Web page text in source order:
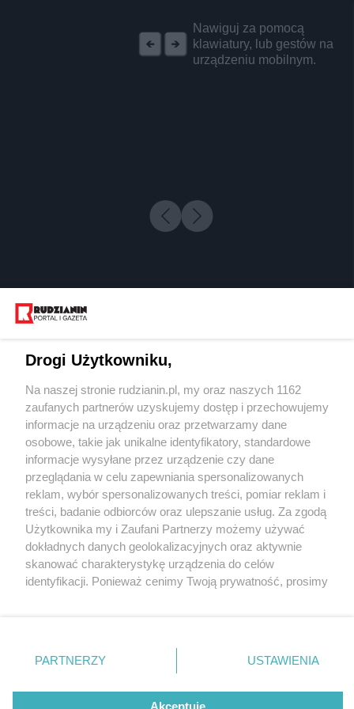
Nawiguj za pomocą
klawiatury, lub gestów na
urządzeniu mobilnym.
4 / 0
Wydawca mediów
Nie zapomnij
zapoznać się z:
polityką prywatności regulamin korzystania z portali
Twojemiasto
Piekary Śląskie
Chorzów
Tarnowskie Góry
Gliwice
Skontakuj sięz nami
Kontakt
Wydawca
Redakcja
Drogi Użytkowniku,
Na naszej stronie rudzianin.pl, my oraz naszych 1162
zaufanych partnerów uzyskujemy dostęp i przechowujemy
informacje na urządzeniu oraz przetwarzamy dane
osobowe, takie jak unikalne identyfikatory, standardowe
informacje wysyłane przez urządzenie czy dane
przeglądania w celu zapewniania spersonalizowanych
reklam, wybór spersonalizowanych treści, pomiar reklam i
treści, badanie odbiorców oraz ulepszanie usług. Za zgodą
Użytkownika my i Zaufani Partnerzy możemy używać
dokładnych danych geolokalizacyjnych oraz aktywnie
skanować charakterystykę urządzenia do celów
identyfikacji. Ponieważ cenimy Twoją prywatność, prosimy
prywatności znajdujący się w lewym dolnym rogu strony
. Niektóre rodzaje przetwarzania danych nie wymagają
zgody użytkownika, ale masz prawo sprzeciwić się
takiemu przetwarzaniu. Preferencje będą miały
PARTNERZY USTAWIENIA
Akceptuję